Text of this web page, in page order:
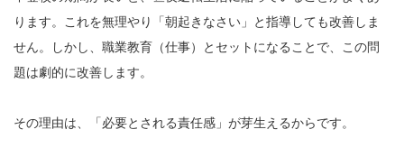
ります。これを無理やり「朝起きなさい」と指導しても改善しま
せん。しかし、職業教育（仕事）とセットになることで、この問
題は劇的に改善します。
その理由は、「必要とされる責任感」が芽生えるからです。